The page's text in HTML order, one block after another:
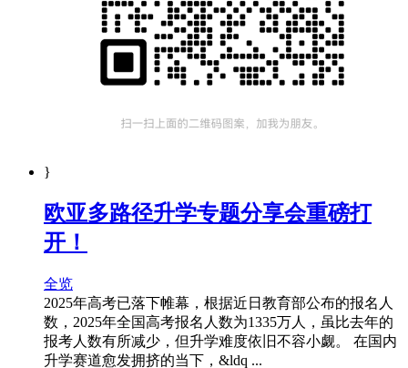
}
欧亚多路径升学专题分享会重磅打
开！
全览
2025年高考已落下帷幕，根据近日教育部公布的报名人
数，2025年全国高考报名人数为1335万人，虽比去年的
报考人数有所减少，但升学难度依旧不容小觑。 在国内
升学赛道愈发拥挤的当下，&ldq ...